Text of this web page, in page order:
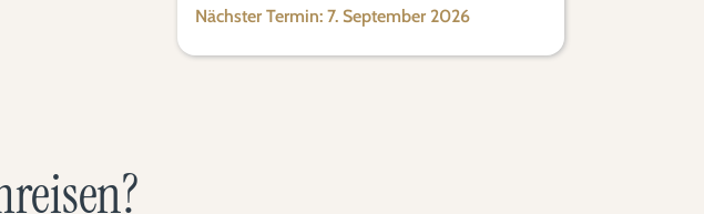
Nächster Termin: 7. September 2026